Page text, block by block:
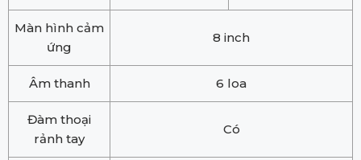
Màn hình cảm
ứng
8 inch
Âm thanh 6 loa
Đàm thoại
rảnh tay
Có